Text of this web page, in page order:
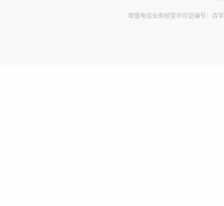
增值电信业务经营许可证编号：合